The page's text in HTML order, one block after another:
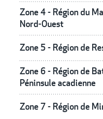
Zone 4 - Région du
Nord-Ouest
Zone 5 - Région de
Zone 6 - Région de
Péninsule acadienne
Zone 7 - Région de